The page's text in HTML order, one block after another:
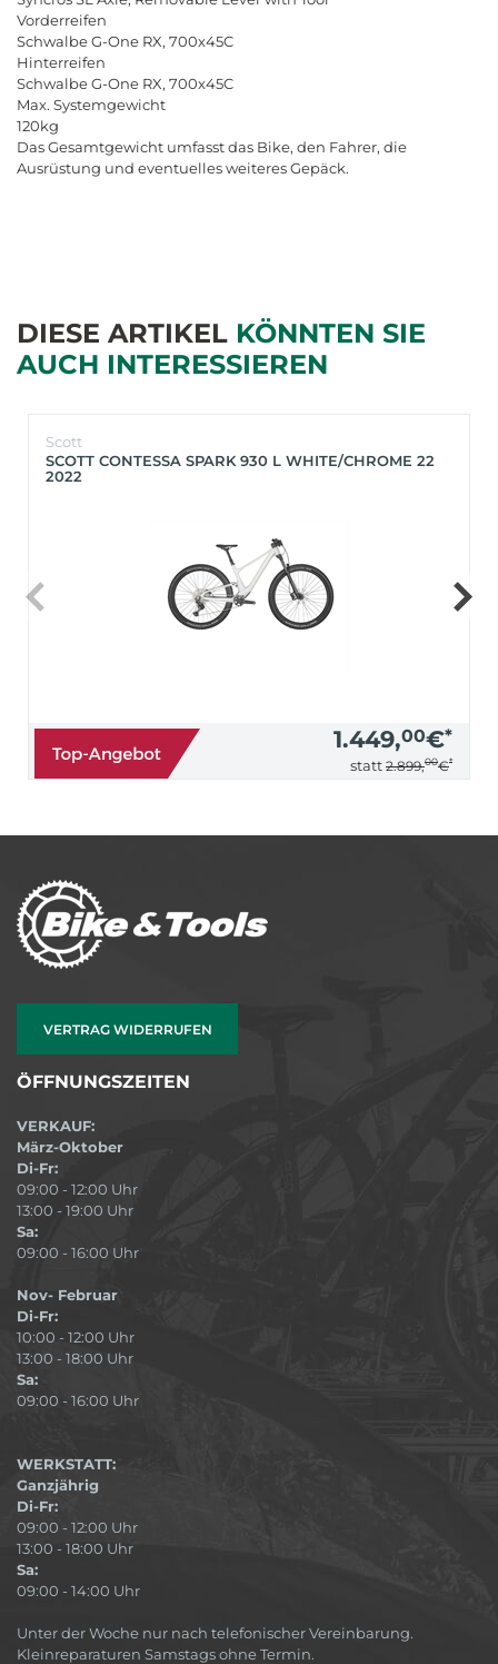
Vorderreifen
Schwalbe G-One RX, 700x45C
Hinterreifen
Schwalbe G-One RX, 700x45C
Max. Systemgewicht
120kg
Das Gesamtgewicht umfasst das Bike, den Fahrer, die
Ausrüstung und eventuelles weiteres Gepäck.
DIESE ARTIKEL KÖNNTEN SIE
AUCH INTERESSIEREN
Scott
SCOTT CONTESSA SPARK 930 L WHITE/CHROME 22
2022
1.449,00€*
statt 2.899,00€*
VERTRAG WIDERRUFEN
ÖFFNUNGSZEITEN
VERKAUF:
März-Oktober
Di-Fr:
09:00 - 12:00 Uhr
13:00 - 19:00 Uhr
Sa:
09:00 - 16:00 Uhr
Nov- Februar
Di-Fr:
10:00 - 12:00 Uhr
13:00 - 18:00 Uhr
Sa:
09:00 - 16:00 Uhr
WERKSTATT:
Ganzjährig
Di-Fr:
09:00 - 12:00 Uhr
13:00 - 18:00 Uhr
Sa:
09:00 - 14:00 Uhr
Unter der Woche nur nach telefonischer Vereinbarung.
Kleinreparaturen Samstags ohne Termin.